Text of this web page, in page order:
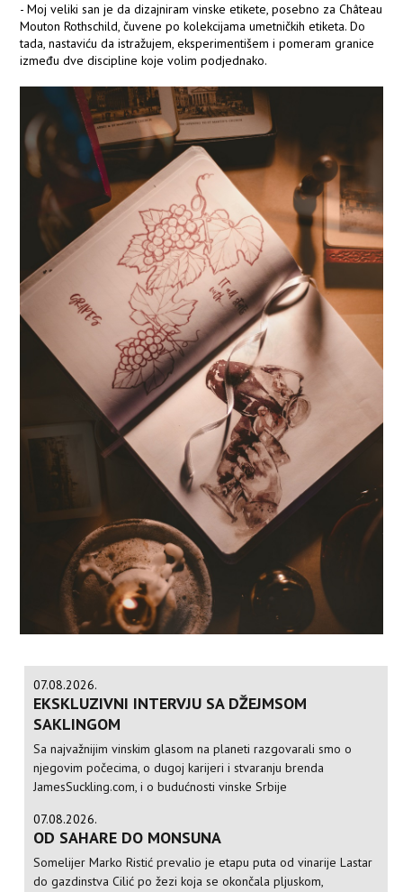
- Moj veliki san je da dizajniram vinske etikete, posebno za Château
Mouton Rothschild, čuvene po kolekcijama umetničkih etiketa. Do
tada, nastaviću da istražujem, eksperimentišem i pomeram granice
između dve discipline koje volim podjednako.
07.08.2026.
EKSKLUZIVNI INTERVJU SA DŽEJMSOM
SAKLINGOM
Sa najvažnijim vinskim glasom na planeti razgovarali smo o
njegovim počecima, o dugoj karijeri i stvaranju brenda
JamesSuckling.com, i o budućnosti vinske Srbije
07.08.2026.
OD SAHARE DO MONSUNA
Somelijer Marko Ristić prevalio je etapu puta od vinarije Lastar
do gazdinstva Cilić po žezi koja se okončala pljuskom,